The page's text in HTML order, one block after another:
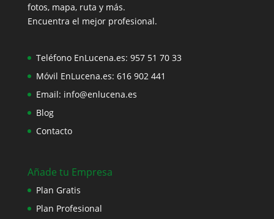
fotos, mapa, ruta y más.
Encuentra el mejor profesional.
Teléfono EnLucena.es: 957 51 70 33
Móvil EnLucena.es: 616 902 441
Email: info@enlucena.es
Blog
Contacto
Añade tu Empresa
Plan Gratis
Plan Profesional